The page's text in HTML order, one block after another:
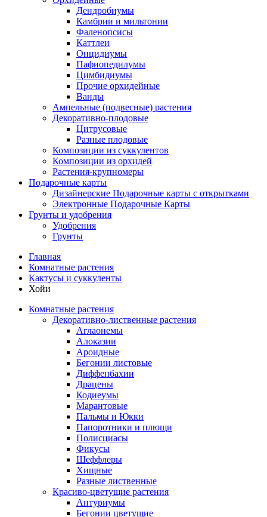
Дендробиумы
Камбрии и мильтонии
Фаленопсисы
Каттлеи
Онцидиумы
Пафиопедилумы
Цимбидиумы
Прочие орхидейные
Ванды
Ампельные (подвесные) растения
Декоративно-плодовые
Цитрусовые
Разные плодовые
Композиции из суккулентов
Композиции из орхидей
Растения-крупномеры
Подарочные карты
Дизайнерские Подарочные карты с открытками
Электронные Подарочные Карты
Грунты и удобрения
Удобрения
Грунты
Главная
Комнатные растения
Кактусы и суккуленты
Хойи
Комнатные растения
Декоративно-лиственные растения
Аглаонемы
Алоказии
Ароидные
Бегонии листовые
Диффенбахии
Драцены
Кодиеумы
Марантовые
Пальмы и Юкки
Папоротники и плющи
Полисциасы
Фикусы
Шеффлеры
Хищные
Разные лиственные
Красиво-цветущие растения
Антуриумы
Бегонии цветущие